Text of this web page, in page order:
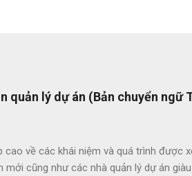
quản lý dự án (Bản chuyển ngữ
cao về các khái niệm và quá trình được
mới cũng như các nhà quản lý dự án